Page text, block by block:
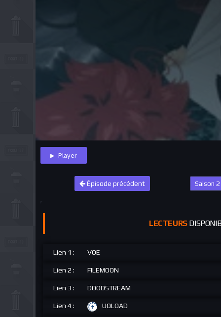
Player
Épisode précédent
LECTEURS
Lien 1 : VOE
Lien 2 : FILEMOON
Lien 3 : DOODSTREAM
Lien 4 : UQLOAD